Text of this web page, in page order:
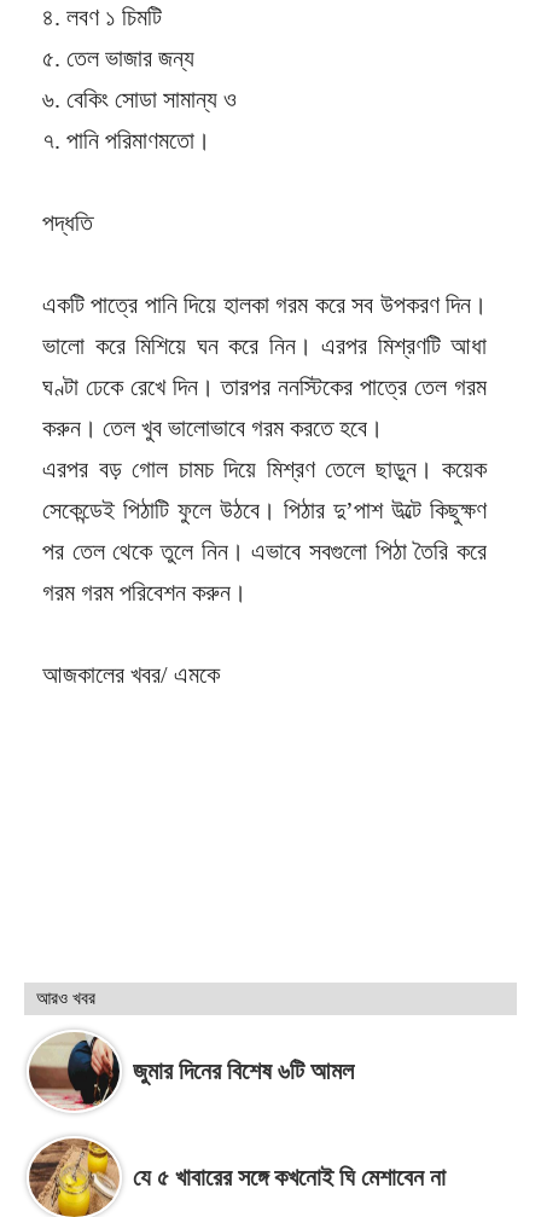
৪. লবণ ১ চিমটি
৫. তেল ভাজার জন্য
৬. বেকিং সোডা সামান্য ও
৭. পানি পরিমাণমতো।
পদ্ধতি
একটি পাত্রে পানি দিয়ে হালকা গরম করে সব উপকরণ দিন।
ভালো করে মিশিয়ে ঘন করে নিন। এরপর মিশ্রণটি আধা
ঘণ্টা ঢেকে রেখে দিন। তারপর ননস্টিকের পাত্রে তেল গরম
করুন। তেল খুব ভালোভাবে গরম করতে হবে।
এরপর বড় গোল চামচ দিয়ে মিশ্রণ তেলে ছাড়ুন। কয়েক
সেকেন্ডেই পিঠাটি ফুলে উঠবে। পিঠার দু’পাশ উল্টে কিছুক্ষণ
পর তেল থেকে তুলে নিন। এভাবে সবগুলো পিঠা তৈরি করে
গরম গরম পরিবেশন করুন।
আজকালের খবর/ এমকে
আরও খবর
জুমার দিনের বিশেষ ৬টি আমল
যে ৫ খাবারের সঙ্গে কখনোই ঘি মেশাবেন না